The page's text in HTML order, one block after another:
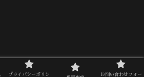
プライバシーポリシ お問い合わせフォー